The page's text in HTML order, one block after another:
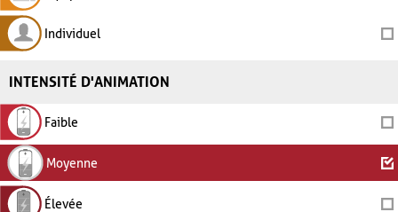
Individuel
INTENSITÉ D'ANIMATION
Faible
Moyenne
Élevée